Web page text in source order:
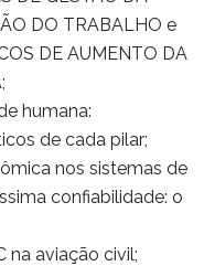
DO TRABALHO e
DE AUMENTO DA
humana:
de cada pilar;
nos sistemas de
confiabilidade: o
na aviação civil;